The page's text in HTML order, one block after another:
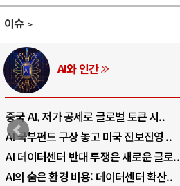
이슈
AI와 인간
중국 AI, 저가 공세로 글로벌 토큰 시..
AI 국부펀드 구상 놓고 미국 진보진영 ..
AI 데이터센터 반대 투쟁은 새로운 글로..
AI의 숨은 환경 비용: 데이터센터 확산..